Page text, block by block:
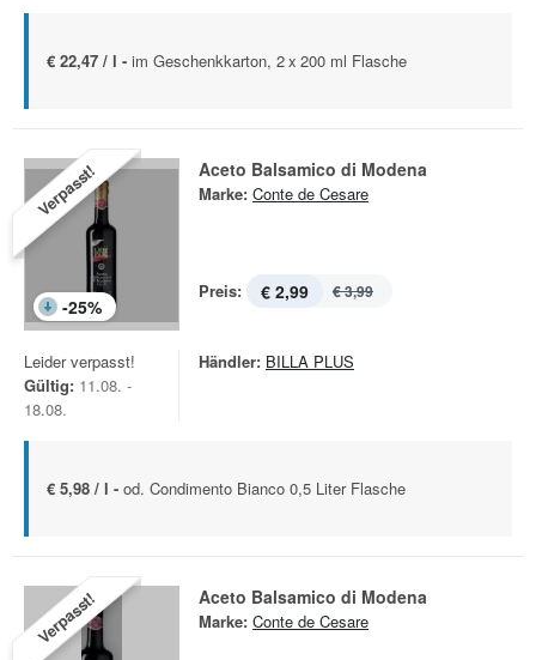
€ 22,47 / l - im Geschenkkarton, 2 x 200 ml Flasche
Verpasst!
-25%
Aceto Balsamico di Modena
Marke: Conte de Cesare
Preis: € 2,99 € 3,99
Leider verpasst!
Gültig: 11.08. -
18.08.
Händler: BILLA PLUS
€ 5,98 / l - od. Condimento Bianco 0,5 Liter Flasche
Verpasst! Aceto Balsamico di Modena
Marke: Conte de Cesare